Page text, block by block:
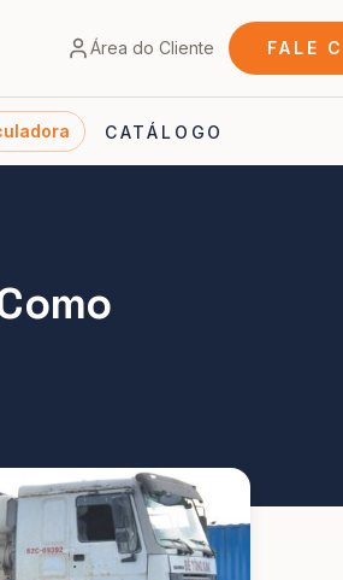
Área do Cliente FALE
CATÁLOGO